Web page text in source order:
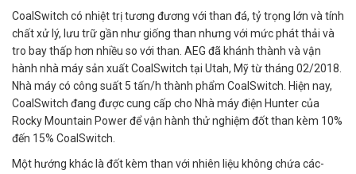
CoalSwitch có nhiệt trị tương đương với than đá, tỷ trọng lớn và tính
chất xử lý, lưu trữ gần như giống than nhưng với mức phát thải và
tro bay thấp hơn nhiều so với than. AEG đã khánh thành và vận
hành nhà máy sản xuất CoalSwitch tại Utah, Mỹ từ tháng 02/2018.
Nhà máy có công suất 5 tấn/h thành phẩm CoalSwitch. Hiện nay,
CoalSwitch đang được cung cấp cho Nhà máy điện Hunter của
Rocky Mountain Power để vận hành thử nghiệm đốt than kèm 10%
đến 15% CoalSwitch.
Một hướng khác là đốt kèm than với nhiên liệu không chứa các-